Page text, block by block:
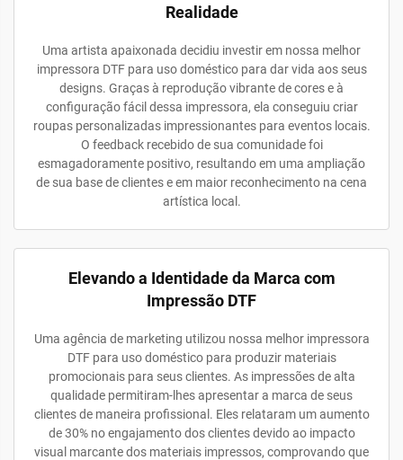
Realidade
Uma artista apaixonada decidiu investir em nossa melhor
impressora DTF para uso doméstico para dar vida aos seus
designs. Graças à reprodução vibrante de cores e à
configuração fácil dessa impressora, ela conseguiu criar
roupas personalizadas impressionantes para eventos locais.
O feedback recebido de sua comunidade foi
esmagadoramente positivo, resultando em uma ampliação
de sua base de clientes e em maior reconhecimento na cena
artística local.
Elevando a Identidade da Marca com
Impressão DTF
Uma agência de marketing utilizou nossa melhor impressora
DTF para uso doméstico para produzir materiais
promocionais para seus clientes. As impressões de alta
qualidade permitiram-lhes apresentar a marca de seus
clientes de maneira profissional. Eles relataram um aumento
de 30% no engajamento dos clientes devido ao impacto
visual marcante dos materiais impressos, comprovando que